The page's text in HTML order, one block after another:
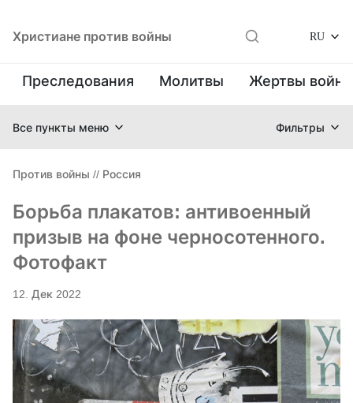
Христиане против войны RU
Преследования Молитвы Жертвы
Все пункты меню Фильтры
Против войны // Россия
Борьба плакатов: антивоенный
призыв на фоне черносотенного.
Фотофакт
12. Дек 2022